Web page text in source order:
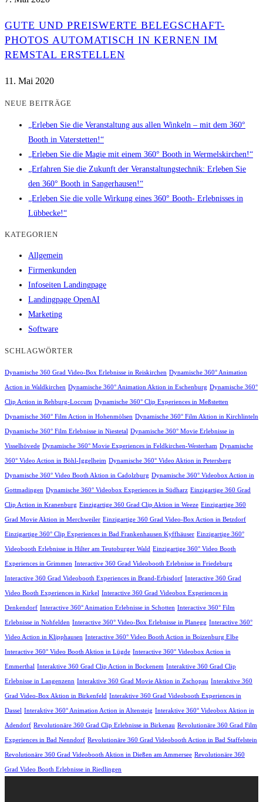
GUTE UND PREISWERTE BELEGSCHAFT-
PHOTOS AUTOMATISCH IN KERNEN IM
REMSTAL ERSTELLEN
11. Mai 2020
NEUE BEITRÄGE
„Erleben Sie die Veranstaltung aus allen Winkeln – mit dem 360°
Booth in Vaterstetten!“
„Erleben Sie die Magie mit einem 360° Booth in Wermelskirchen!“
„Erfahren Sie die Zukunft der Veranstaltungstechnik: Erleben Sie
den 360° Booth in Sangerhausen!“
„Erleben Sie die volle Wirkung eines 360° Booth- Erlebnisses in
Lübbecke!“
KATEGORIEN
Allgemein
Firmenkunden
Infoseiten Landingpage
Landingpage OpenAI
Marketing
Software
SCHLAGWÖRTER
Dynamische 360 Grad Video-Box Erlebnisse in Reiskirchen Dynamische 360° Animation
Action in Waldkirchen Dynamische 360° Animation Aktion in Eschenburg Dynamische 360°
Clip Action in Rehburg-Loccum Dynamische 360° Clip Experiences in Meßstetten
Dynamische 360° Film Action in Hohenmölsen Dynamische 360° Film Aktion in Kirchlinteln
Dynamische 360° Film Erlebnisse in Niestetal Dynamische 360° Movie Erlebnisse in
Visselhövede Dynamische 360° Movie Experiences in Feldkirchen-Westerham Dynamische
360° Video Action in Böhl-Iggelheim Dynamische 360° Video Aktion in Petersberg
Dynamische 360° Video Booth Aktion in Cadolzburg Dynamische 360° Videobox Action in
Gottmadingen Dynamische 360° Videobox Experiences in Südharz Einzigartige 360 Grad
Clip Action in Kranenburg Einzigartige 360 Grad Clip Aktion in Weeze Einzigartige 360
Grad Movie Aktion in Merchweiler Einzigartige 360 Grad Video-Box Action in Betzdorf
Einzigartige 360° Clip Experiences in Bad Frankenhausen Kyffhäuser Einzigartige 360°
Videobooth Erlebnisse in Hilter am Teutoburger Wald Einzigartige 360° Video Booth
Experiences in Grimmen Interactive 360 Grad Videobooth Erlebnisse in Friedeburg
Interactive 360 Grad Videobooth Experiences in Brand-Erbisdorf Interactive 360 Grad
Video Booth Experiences in Kirkel Interactive 360 Grad Videobox Experiences in
Denkendorf Interactive 360° Animation Erlebnisse in Schotten Interactive 360° Film
Erlebnisse in Nohfelden Interactive 360° Video-Box Erlebnisse in Planegg Interactive 360°
Video Action in Klipphausen Interactive 360° Video Booth Action in Boizenburg Elbe
Interactive 360° Video Booth Aktion in Lügde Interactive 360° Videobox Action in
Emmerthal Interaktive 360 Grad Clip Action in Bockenem Interaktive 360 Grad Clip
Erlebnisse in Langenzenn Interaktive 360 Grad Movie Aktion in Zschopau Interaktive 360
Grad Video-Box Aktion in Birkenfeld Interaktive 360 Grad Videobooth Experiences in
Dassel Interaktive 360° Animation Action in Altensteig Interaktive 360° Videobox Aktion in
Adendorf Revolutionäre 360 Grad Clip Erlebnisse in Birkenau Revolutionäre 360 Grad Film
Experiences in Bad Nenndorf Revolutionäre 360 Grad Videobooth Action in Bad Staffelstein
Revolutionäre 360 Grad Videobooth Aktion in Dießen am Ammersee Revolutionäre 360
Grad Video Booth Erlebnisse in Riedlingen